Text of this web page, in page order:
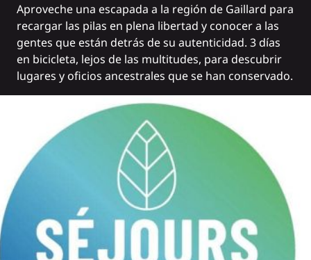
Aproveche una escapada a la región de Gaillard para
recargar las pilas en plena libertad y conocer a las
gentes que están detrás de su autenticidad. 3 días
en bicicleta, lejos de las multitudes, para descubrir
lugares y oficios ancestrales que se han conservado.